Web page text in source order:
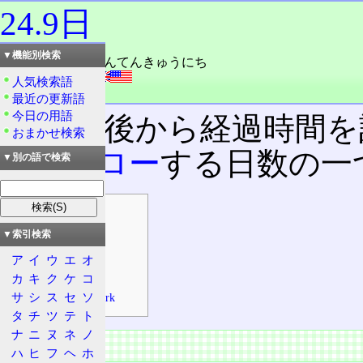
24.9日
読み：にじゅうよんてんきゅうにち
外語：24.9days
品詞：名詞
起動直後から経過時間
バーフローする日数の一
目次
概要
特徴
現象
.NET Framework
概要
▼機能別検索
人気検索語
最近の更新語
今日の用語
おまかせ検索
▼別の語で検索
▼索引検索
ア イ ウ エ オ
カ キ ク ケ コ
サ シ ス セ ソ
タ チ ツ テ
ト
ナ ニ ヌ ネ
ノ
ハ ヒ フ ヘ ホ